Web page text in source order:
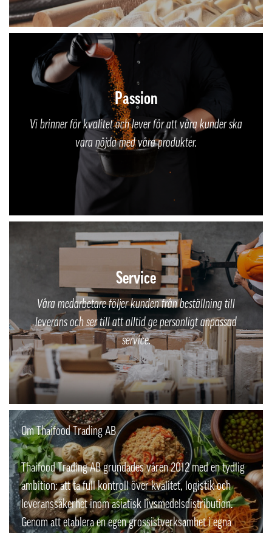
Passion
Vi brinner för kvalitet och lever för att våra kunder ska
vara nöjda med våra produkter.
Service
Våra medarbetare följer kunden från beställning till
leverans och ser till att alltid ge personligt anpassad
service.
Om Thaifood Trading AB
Thaifood Trading AB grundades våren 2012 med en tydlig
ambition: att ta full kontroll över kvalitet, logistik och
leveranssäkerhet inom asiatisk livsmedelsdistribution.
Genom att etablera en egen grossistverksamhet i egna